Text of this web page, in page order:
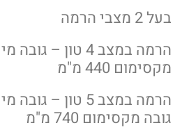
בעל 2 מצבי הרמה
מקסימום 440 מ"מ
גובה מקסימום 740 מ"מ